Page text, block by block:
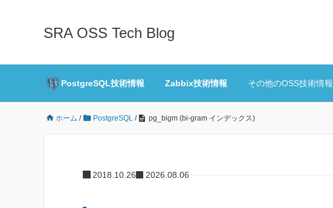
SRA OSS Tech Blog
PostgreSQL技術情報 Zabbix技術情報 その他のOSS技術情報
ホーム / PostgreSQL / pg_bigm (bi-gram インデックス)
2018.10.26 2026.08.06